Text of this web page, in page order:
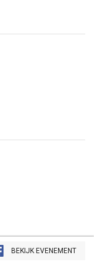
BEKIJK EVENEMENT